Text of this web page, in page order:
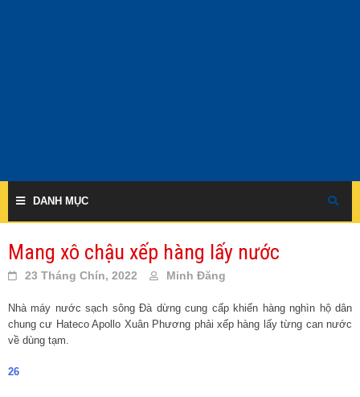
DANH MỤC
Mang xô chậu xếp hàng lấy nước
23 Tháng Chín, 2022 Minh Đăng
Nhà máy nước sạch sông Đà dừng cung cấp khiến hàng nghìn hộ dân
chung cư Hateco Apollo Xuân Phương phải xếp hàng lấy từng can nước
về dùng tạm.
26